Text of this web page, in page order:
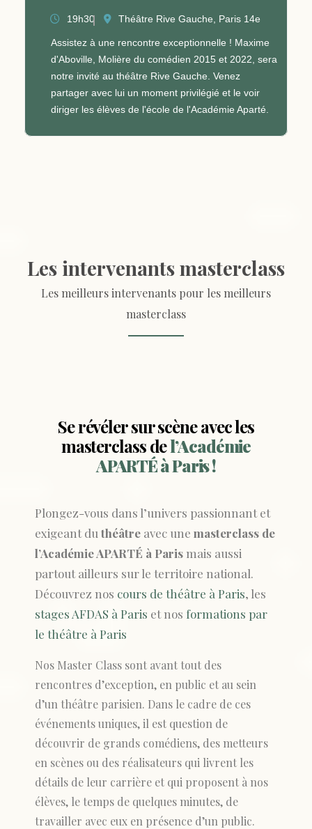
19h30 Théâtre Rive Gauche, Paris 14e
Assistez à une rencontre exceptionnelle ! Maxime
d'Aboville, Molière du comédien 2015 et 2022, sera
notre invité au théâtre Rive Gauche. Venez
partager avec lui un moment privilégié et le voir
diriger les élèves de l'école de l'Académie Aparté.
Les intervenants masterclass
Les meilleurs intervenants pour les meilleurs
masterclass
Se révéler sur scène avec les
masterclass del’Académie
APARTÉ à Paris !
Plongez-vous dans l’univers passionnant et
exigeant du théâtre avec une masterclass de
l’Académie APARTÉ à Paris mais aussi
partout ailleurs sur le territoire national.
Découvrez nos cours de théâtre à Paris, les
stages AFDAS à Paris et nos formations par
le théâtre à Paris
Nos Master Class sont avant tout des
rencontres d’exception, en public et au sein
d’un théâtre parisien. Dans le cadre de ces
événements uniques, il est question de
découvrir de grands comédiens, des metteurs
en scènes ou des réalisateurs qui livrent les
détails de leur carrière et qui proposent à nos
élèves, le temps de quelques minutes, de
travailler avec eux en présence d’un public.